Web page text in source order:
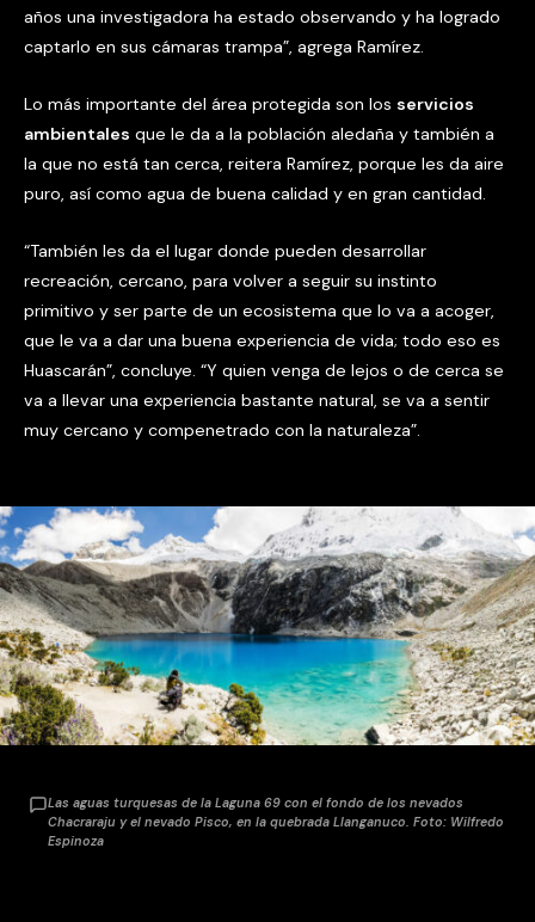
años una investigadora ha estado observando y ha logrado
captarlo en sus cámaras trampa”, agrega Ramírez.
Lo más importante del área protegida son los servicios
ambientales que le da a la población aledaña y también a
la que no está tan cerca, reitera Ramírez, porque les da aire
puro, así como agua de buena calidad y en gran cantidad.
“También les da el lugar donde pueden desarrollar
recreación, cercano, para volver a seguir su instinto
primitivo y ser parte de un ecosistema que lo va a acoger,
que le va a dar una buena experiencia de vida; todo eso es
Huascarán”, concluye. “Y quien venga de lejos o de cerca se
va a llevar una experiencia bastante natural, se va a sentir
muy cercano y compenetrado con la naturaleza”.
Las aguas turquesas de la Laguna 69 con el fondo de los nevados
Chacraraju y el nevado Pisco, en la quebrada Llanganuco. Foto: Wilfredo
Espinoza